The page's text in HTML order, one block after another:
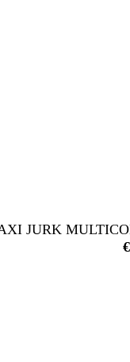
JURK
€